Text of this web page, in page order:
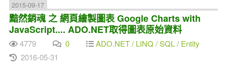
2015-09-17
黯然銷魂 之 網頁繪製圖表 Google Charts with
JavaScript.... ADO.NET取得圖表原始資料
4779 0
ADO.NET / LINQ / SQL / Entity
2016-05-31